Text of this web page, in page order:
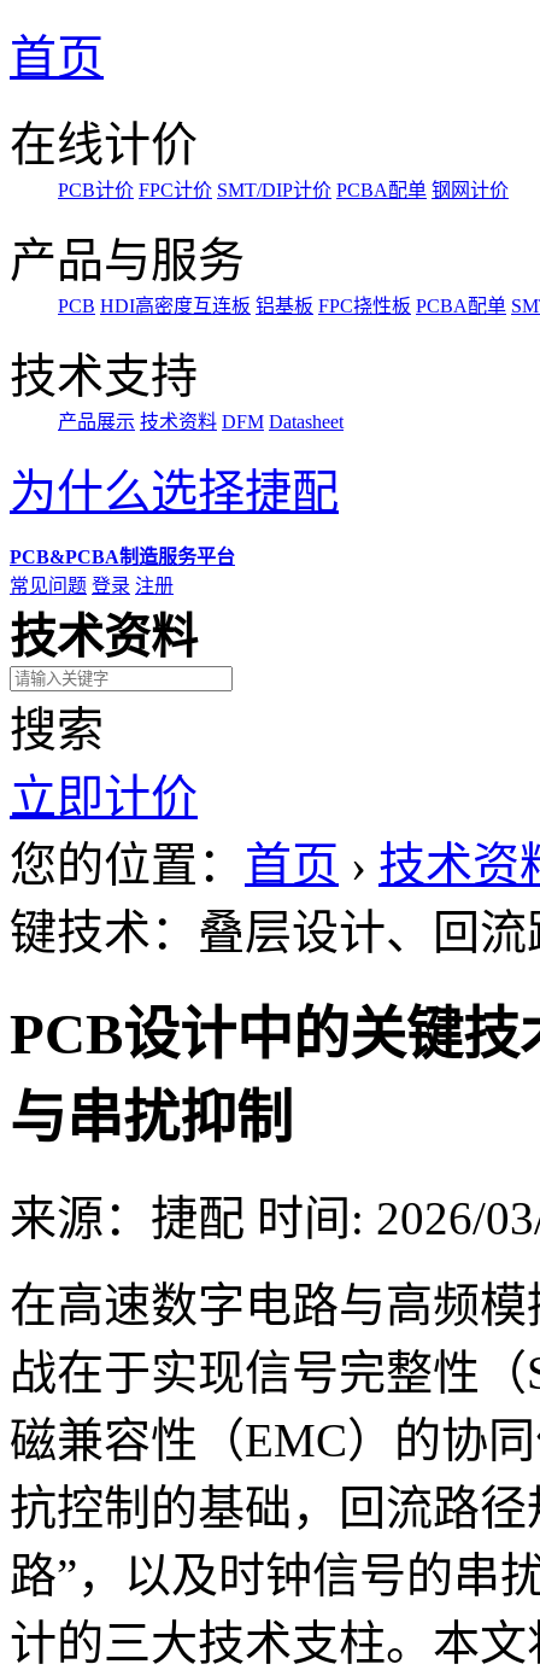
首页
在线计价
PCB计价 FPC计价 SMT/DIP计价 PCBA配单 钢网计价
产品与服务
PCB HDI高密度互连板 铝基板 FPC挠性板 PCBA配单
技术支持
产品展示 技术资料 DFM Datasheet
为什么选择捷配
PCB&PCBA制造服务平台
常见问题 登录 注册
技术资料
搜索
立即计价
您的位置： 首页 › 技术资
键技术：叠层设计、回
PCB设计中的关键
与串扰抑制
来源：捷配 时间: 2026/
在高速数字电路与高频
战在于实现信号完整性
磁兼容性（EMC）的协
抗控制的基础，回流路
路”，以及时钟信号的串
计的三大技术支柱。本